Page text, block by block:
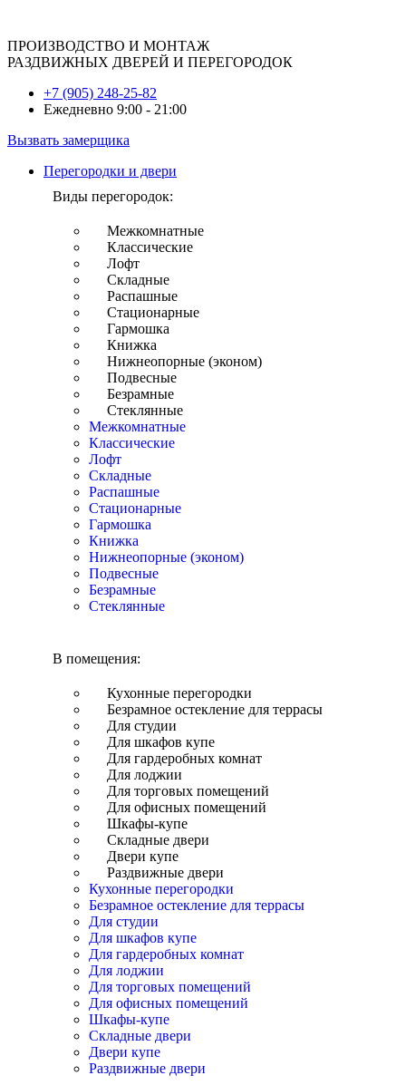
ПРОИЗВОДСТВО И МОНТАЖ
РАЗДВИЖНЫХ ДВЕРЕЙ И ПЕРЕГОРОДОК
+7 (905) 248-25-82
Ежедневно 9:00 - 21:00
Вызвать замерщика
Перегородки и двери
Виды перегородок:
Межкомнатные
Классические
Лофт
Складные
Распашные
Стационарные
Гармошка
Книжка
Нижнеопорные (эконом)
Подвесные
Безрамные
Стеклянные
Межкомнатные
Классические
Лофт
Складные
Распашные
Стационарные
Гармошка
Книжка
Нижнеопорные (эконом)
Подвесные
Безрамные
Стеклянные
В помещения:
Кухонные перегородки
Безрамное остекление для террасы
Для студии
Для шкафов купе
Для гардеробных комнат
Для лоджии
Для торговых помещений
Для офисных помещений
Шкафы-купе
Складные двери
Двери купе
Раздвижные двери
Кухонные перегородки
Безрамное остекление для террасы
Для студии
Для шкафов купе
Для гардеробных комнат
Для лоджии
Для торговых помещений
Для офисных помещений
Шкафы-купе
Складные двери
Двери купе
Раздвижные двери